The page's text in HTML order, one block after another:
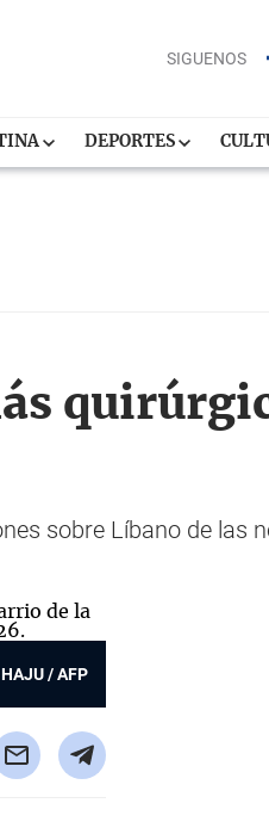
SIGUENOS
DEPORTES
sobre Líbano de las
/ AFP